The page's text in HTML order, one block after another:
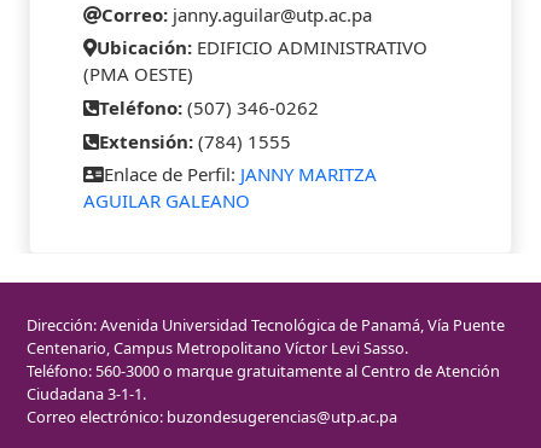
Correo: janny.aguilar@utp.ac.pa
Ubicación: EDIFICIO ADMINISTRATIVO
(PMA OESTE)
Teléfono: (507) 346-0262
Extensión: (784) 1555
Enlace de Perfil: JANNY MARITZA
AGUILAR GALEANO
Dirección: Avenida Universidad Tecnológica de Panamá, Vía Puente
Centenario, Campus Metropolitano Víctor Levi Sasso.
Teléfono: 560-3000 o marque gratuitamente al Centro de Atención
Ciudadana 3-1-1.
Correo electrónico: buzondesugerencias@utp.ac.pa